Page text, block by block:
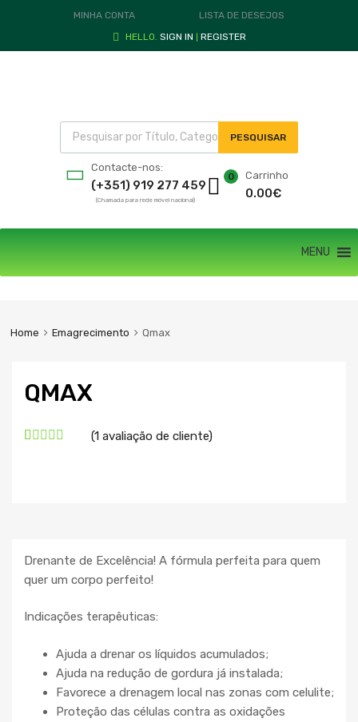
MINHA CONTA
LISTA DE DESEJOS
HELLO. SIGN IN REGISTER
PESQUISAR
Contacte-nos:
(+351) 919 277 459
(Chamada para rede móvel nacional)
Carrinho
0.00€
0
MENU
Home Emagrecimento Qmax
QMAX
(1 avaliação de cliente)
Drenante de Excelência! A fórmula perfeita para quem
quer um corpo perfeito!
Indicações terapêuticas:
Ajuda a drenar os líquidos acumulados;
Ajuda na redução de gordura já instalada;
Favorece a drenagem local nas zonas com celulite;
Proteção das células contra as oxidações